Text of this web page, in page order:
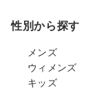
性別から探す
メンズ
ウィメンズ
キッズ